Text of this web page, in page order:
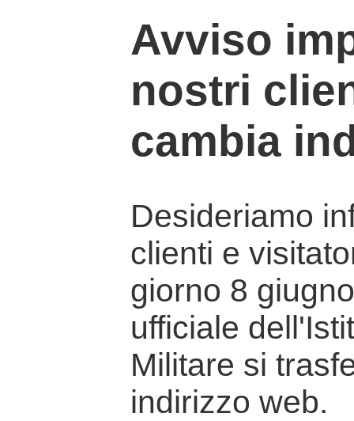
Avviso
nostri
cambia
Desideriamo
clienti e
giorno 8
ufficiale
Militare si
indirizzo web.